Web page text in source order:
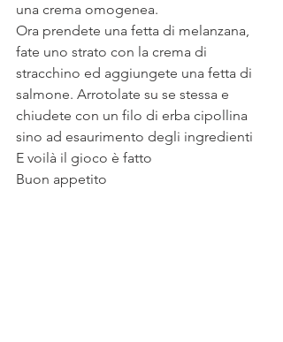
una crema omogenea.
Ora prendete una fetta di melanzana,
fate uno strato con la crema di
stracchino ed aggiungete una fetta di
salmone. Arrotolate su se stessa e
chiudete con un filo di erba cipollina
sino ad esaurimento degli ingredienti
E voilà il gioco è fatto
Buon appetito